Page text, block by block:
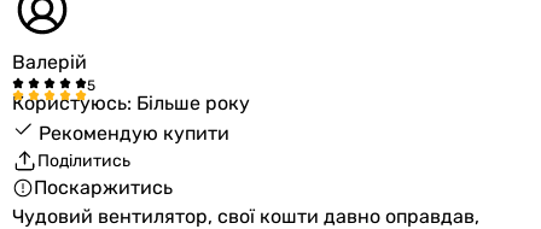
Валерій
Користуюсь: Більше року
Рекомендую купити
Поділитись
Поскаржитись
Чудовий вентилятор, свої кошти давно оправдав,